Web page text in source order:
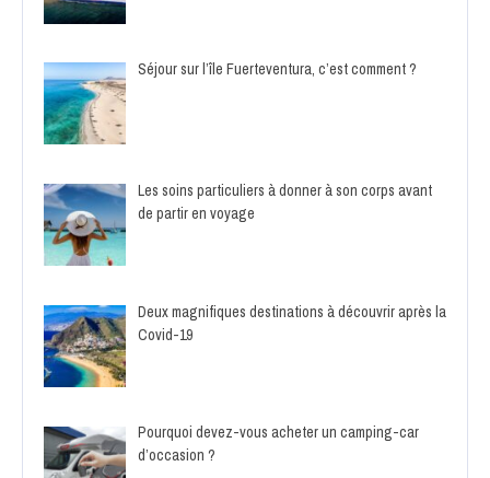
Séjour sur l’île Fuerteventura, c’est comment ?
Les soins particuliers à donner à son corps avant
de partir en voyage
Deux magnifiques destinations à découvrir après la
Covid-19
Pourquoi devez-vous acheter un camping-car
d’occasion ?